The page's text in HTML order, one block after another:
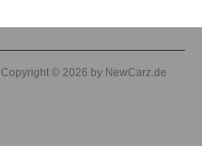
Copyright © 2026 by NewCarz.de